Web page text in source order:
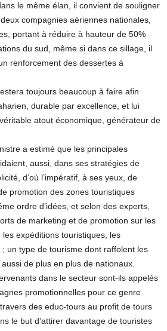
le même élan, il convient de souligner
compagnies aériennes nationales,
portant à réduire à hauteur de 50%
du sud, même si dans ce sillage, il
renforcement des dessertes à
toujours beaucoup à faire afin
durable par excellence, et lui
atout économique, générateur de
a estimé que les principales
aussi, dans ses stratégies de
d’où l’impératif, à ses yeux, de
promotion des zones touristiques
ordre d’idées, et selon des experts,
de marketing et de promotion sur les
les expéditions touristiques, les
un type de tourisme dont raffolent les
de plus en plus de nationaux.
dans le secteur sont-ils appelés
promotionnelles pour ce genre
des educ-tours au profit de tours
le but d’attirer davantage de touristes